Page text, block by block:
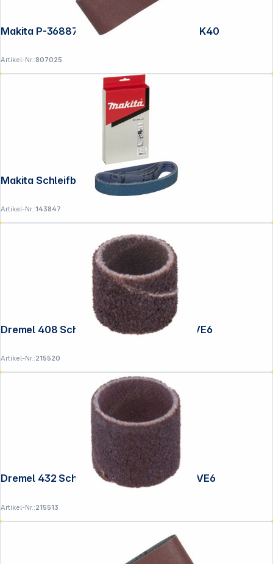
Makita P-36887 Schleifband 100x610mm K40
Artikel-Nr.:807025
Makita Schleifband 30x533mm K40
Artikel-Nr.:143847
Dremel 408 Schleifband P 60, D13,0mm VE6
Artikel-Nr.:215520
Dremel 432 Schleifband P 120, D13,0mm VE6
Artikel-Nr.:215513